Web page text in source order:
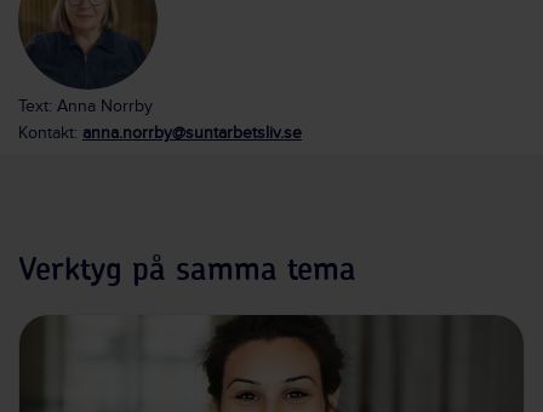
Text: Anna Norrby
Kontakt: anna.norrby@suntarbetsliv.se
Verktyg på samma tema